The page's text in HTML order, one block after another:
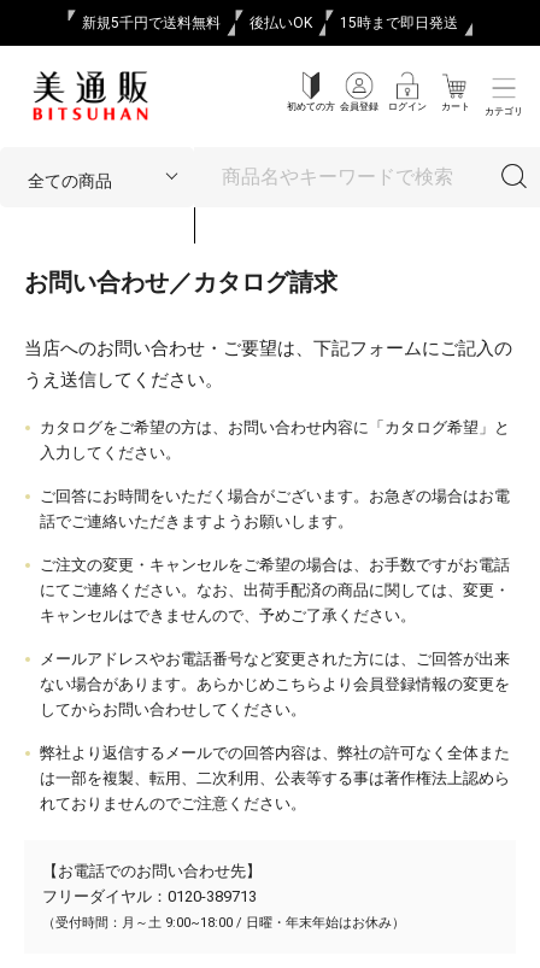
新規5千円で送料無料 後払いOK 15時まで即日発送
初めての方 会員登録 ログイン カート カテゴリ
お問い合わせ／カタログ請求
当店へのお問い合わせ・ご要望は、下記フォームにご記入の
うえ送信してください。
カタログをご希望の方は、お問い合わせ内容に「カタログ希望」と
入力してください。
ご回答にお時間をいただく場合がございます。お急ぎの場合はお電
話でご連絡いただきますようお願いします。
ご注文の変更・キャンセルをご希望の場合は、お手数ですがお電話
にてご連絡ください。なお、出荷手配済の商品に関しては、変更・
キャンセルはできませんので、予めご了承ください。
メールアドレスやお電話番号など変更された方には、ご回答が出来
ない場合があります。あらかじめこちらより会員登録情報の変更を
してからお問い合わせしてください。
弊社より返信するメールでの回答内容は、弊社の許可なく全体また
は一部を複製、転用、二次利用、公表等する事は著作権法上認めら
れておりませんのでご注意ください。
【お電話でのお問い合わせ先】
フリーダイヤル：0120-389713
（受付時間：月～土 9:00~18:00 / 日曜・年末年始はお休み）